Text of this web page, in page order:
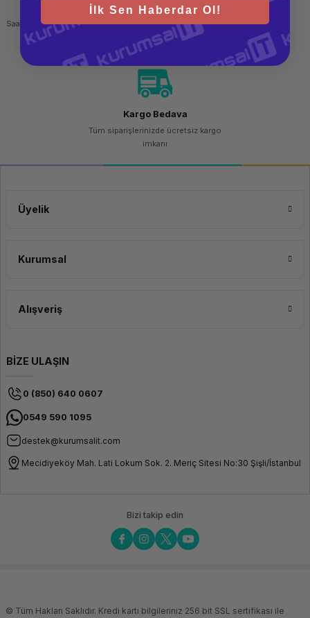
Hızlı Gönderi
Saat 15.00'a kadar yapılan siparişlerde
aynı gün kargo imkanı
Güvenli Alışveriş
256 bit SSL sertifikası
Kargo Bedava
Tüm siparişlerinizde ücretsiz kargo
imkanı
Üyelik
Kurumsal
Alışveriş
BİZE ULAŞIN
0 (850) 640 0607
0549 590 1095
destek@kurumsalit.com
Mecidiyeköy Mah. Lati Lokum Sok. 2. Meriç Sitesi No:30 Şişli/İstanbul
Bizi takip edin
© Tüm Hakları Saklıdır. Kredi kartı bilgileriniz 256 bit SSL sertifikası ile
İlk Sen Haberdar Ol!